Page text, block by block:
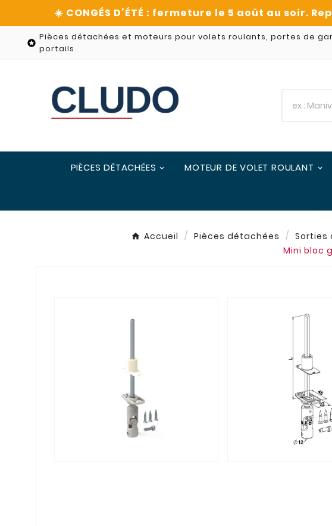

Pièces détachées et moteurs pour volets roulants, portes de
portails
PIÈCES DÉTACHÉES MOTEUR DE VOLET ROULANT
Accueil Pièces détachées Sorties
Mini bloc